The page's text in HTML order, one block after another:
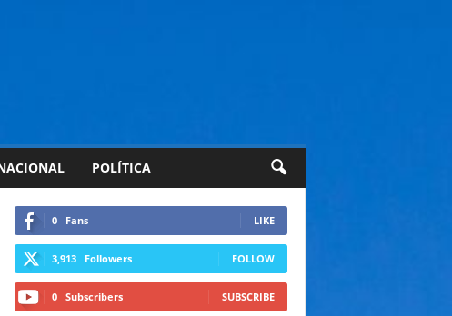
POLÍTICA
0 Fans LIKE
3,913 Followers FOLLOW
0 Subscribers SUBSCRIBE